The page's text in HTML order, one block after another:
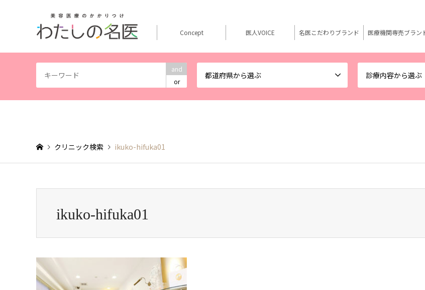
and
or
都道府県から選ぶ 診療内容から選ぶ
Concept 医人VOICE 名医こだわりブランド 医療機関専売ブラン
クリニック検索 ikuko-hifuka01
ikuko-hifuka01